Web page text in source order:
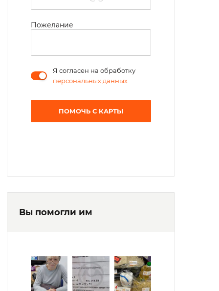
Пожелание
Я согласен на обработку
персональных данных
ПОМОЧЬ С КАРТЫ
Вы помогли им